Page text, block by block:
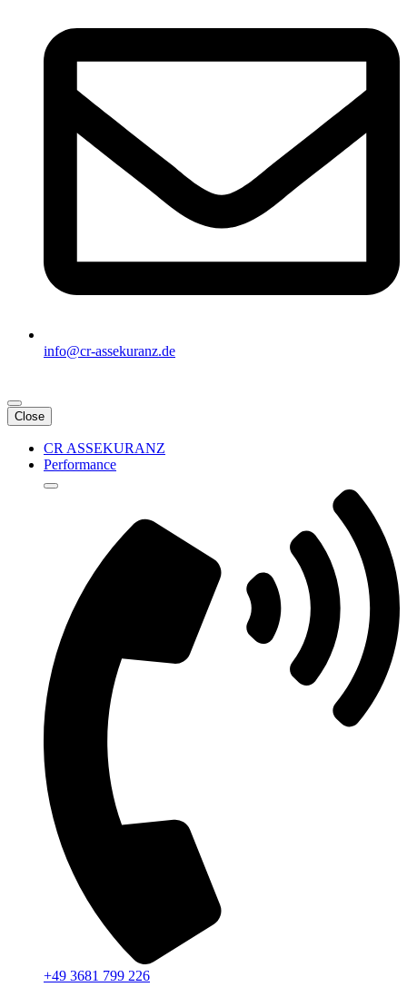
info@cr-assekuranz.de
Close
CR ASSEKURANZ
Performance
+49 3681 799 226